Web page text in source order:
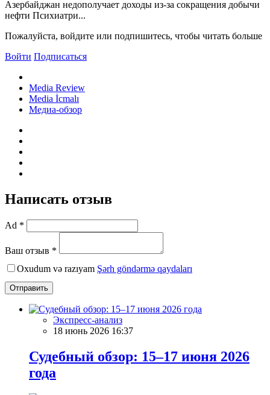
Азербайджан недополучает доходы из-за сокращения добычи
нефти Психиатри...
Пожалуйста, войдите или подпишитесь, чтобы читать больше
Войти Подписаться
Media Review
Media İcmalı
Медиа-обзор
Написать отзыв
Ad *
Ваш отзыв *
Oxudum və razıyam Şərh göndərmə qaydaları
Отправить
Экспресс-анализ
18 июнь 2026 16:37
Судебный обзор: 15–17 июня 2026
года